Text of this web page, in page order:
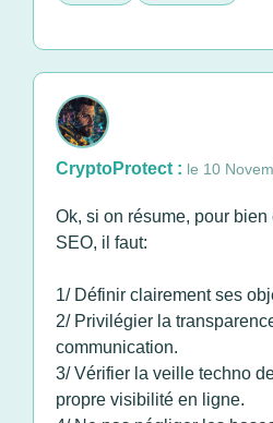
CryptoProtect : le 10
Ok, si on résume, pour
SEO, il faut:
1/ Définir clairement ses
2/ Privilégier la
communication.
3/ Vérifier la veille techno
propre visibilité en ligne.